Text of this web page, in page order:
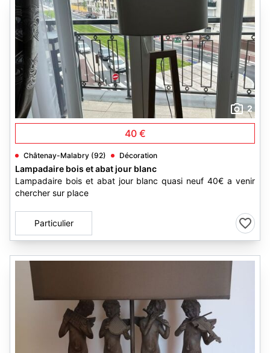
2
40 €
Châtenay-Malabry (92) Décoration
Lampadaire bois et abat jour blanc
Lampadaire bois et abat jour blanc quasi neuf 40€ a venir
chercher sur place
Particulier